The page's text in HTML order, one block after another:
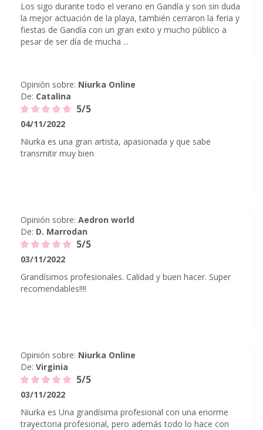
Los sigo durante todo el verano en Gandía y son sin duda
la mejor actuación de la playa, también cerraron la feria y
fiestas de Gandía con un gran exito y mucho público a
pesar de ser día de mucha ...
Opinión sobre: Niurka Online
De: Catalina
5/5
04/11/2022
Niurka es una gran artista, apasionada y que sabe
transmitir muy bien
Opinión sobre: Aedron world
De: D. Marrodan
5/5
03/11/2022
Grandísimos profesionales. Calidad y buen hacer. Super
recomendables!!!!
Opinión sobre: Niurka Online
De: Virginia
5/5
03/11/2022
Niurka es Una grandísima profesional con una enorme
trayectoria profesional, pero además todo lo hace con